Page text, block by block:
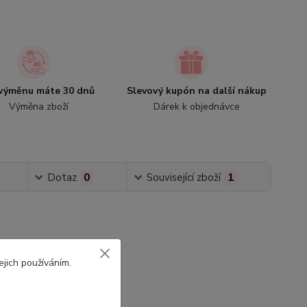
máte 30 dnů
Výměna zboží
Slevový kupón na další nákup
Dárek k objednávce
Dotaz 0 Související zboží 1
používáním.